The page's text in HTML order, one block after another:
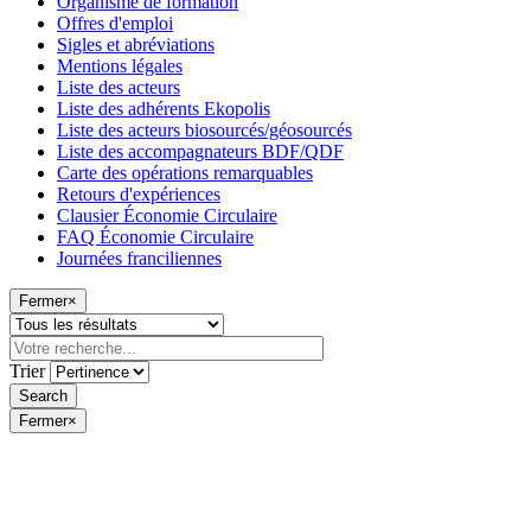
Offres d'emploi
Sigles et abréviations
Mentions légales
Liste des acteurs
Liste des adhérents Ekopolis
Liste des acteurs biosourcés/géosourcés
Liste des accompagnateurs BDF/QDF
Carte des opérations remarquables
Retours d'expériences
Clausier Économie Circulaire
FAQ Économie Circulaire
Journées franciliennes
Fermer×
Trier
Fermer×